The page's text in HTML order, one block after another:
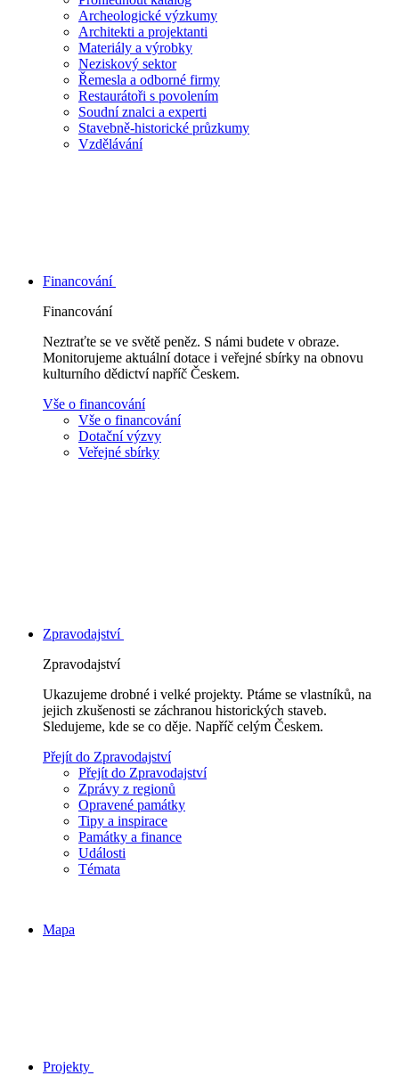
Archeologické výzkumy
Architekti a projektanti
Materiály a výrobky
Neziskový sektor
Řemesla a odborné firmy
Restaurátoři s povolením
Soudní znalci a experti
Stavebně-historické průzkumy
Vzdělávání
Financování
Financování
Neztraťte se ve světě peněz. S námi budete v obraze.
Monitorujeme aktuální dotace i veřejné sbírky na obnovu
kulturního dědictví napříč Českem.
Vše o financování
Vše o financování
Dotační výzvy
Veřejné sbírky
Zpravodajství
Zpravodajství
Ukazujeme drobné i velké projekty. Ptáme se vlastníků, na
jejich zkušenosti se záchranou historických staveb.
Sledujeme, kde se co děje. Napříč celým Českem.
Přejít do Zpravodajství
Přejít do Zpravodajství
Zprávy z regionů
Opravené památky
Tipy a inspirace
Památky a finance
Události
Témata
Mapa
Projekty